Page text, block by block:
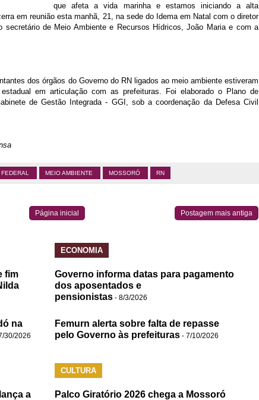
que afeta a vida marinha e estamos iniciando a alta
em reunião esta manhã, 21, na sede do Idema em Natal com o diretor
secretário de Meio Ambiente e Recursos Hídricos, João Maria e com a
dos órgãos do Governo do RN ligados ao meio ambiente estiveram
em articulação com as prefeituras. Foi elaborado o Plano de
de Gestão Integrada - GGI, sob a coordenação da Defesa Civil
MEIO AMBIENTE MOSSORÓ RN
Postagem mais antiga
Página inicial
fim
na
30/2026
ECONOMIA
Governo informa datas para pagamento
dos aposentados e
pensionistas - 8/3/2026
Femurn alerta sobre falta de repasse
pelo Governo às prefeituras - 7/10/2026
a
CULTURA
Palco Giratório 2026 chega a Mossoró